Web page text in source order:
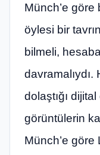
Münch’e
öylesi bir
bilmeli,
dolaştığı
görüntülerin
Münch’e göre